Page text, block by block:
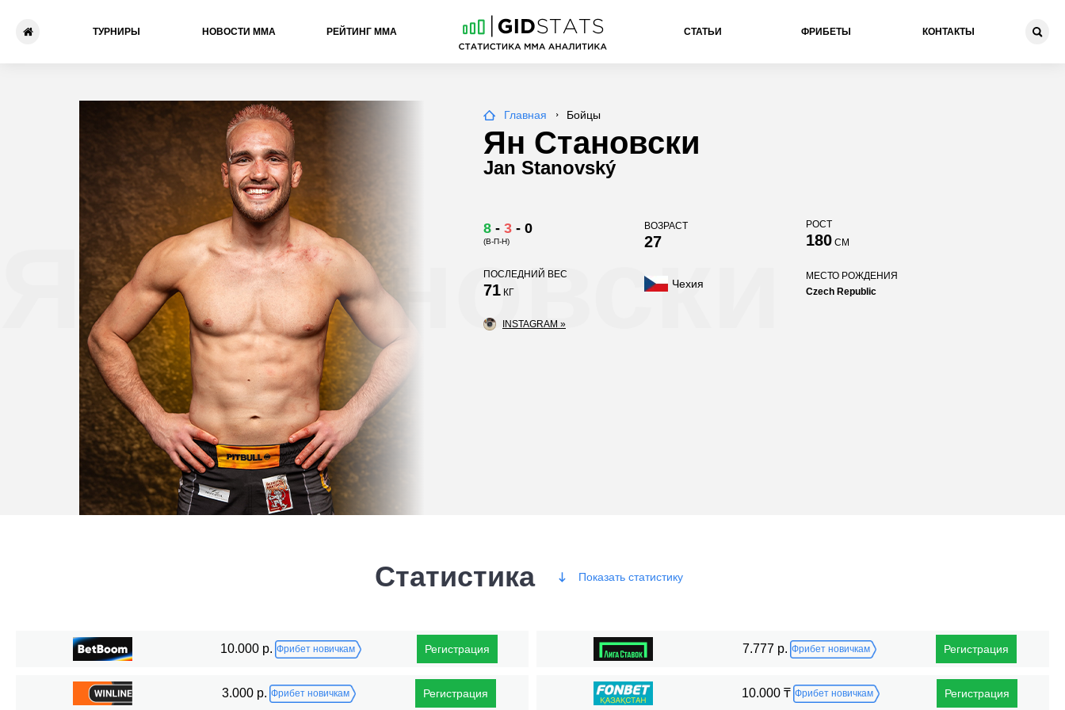
ТУРНИРЫ НОВОСТИ ММА РЕЙТИНГ ММА СТАТЬИ ФРИБЕТЫ КОНТАКТЫ
Ян Становски
Главная Бойцы
Ян Становски
Jan Stanovský
8 - 3 - 0
(В-П-Н)
ВОЗРАСТ
27
РОСТ
180СМ
ПОСЛЕДНИЙ ВЕС
71 КГ
Чехия
МЕСТО РОЖДЕНИЯ
Czech Republic
INSTAGRAM »
Статистика Показатьстатистику
Поражения
Статистика боев по организациям
Организация
1
10.000 р. Фрибет новичкам Регистрация 7.777 р. Фрибет новичкам Регистрация
3.000 р. Фрибет новичкам Регистрация 10.000 ₸ Фрибет новичкам Регистрация